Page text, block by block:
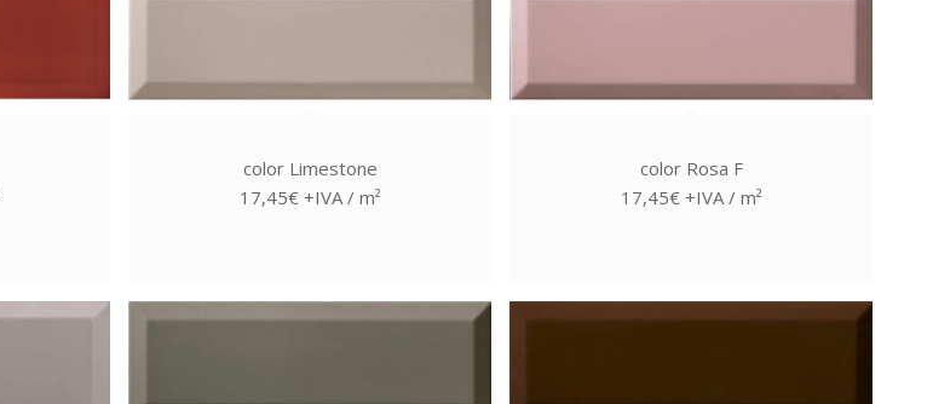
color Limestone
17,45€ +IVA / m²
color Rosa F
17,45€ +IVA / m²